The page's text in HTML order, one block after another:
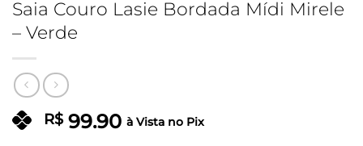
Saia Couro Lasie Bordada Mídi Mirele
– Verde
R$99.90 à Vista no Pix